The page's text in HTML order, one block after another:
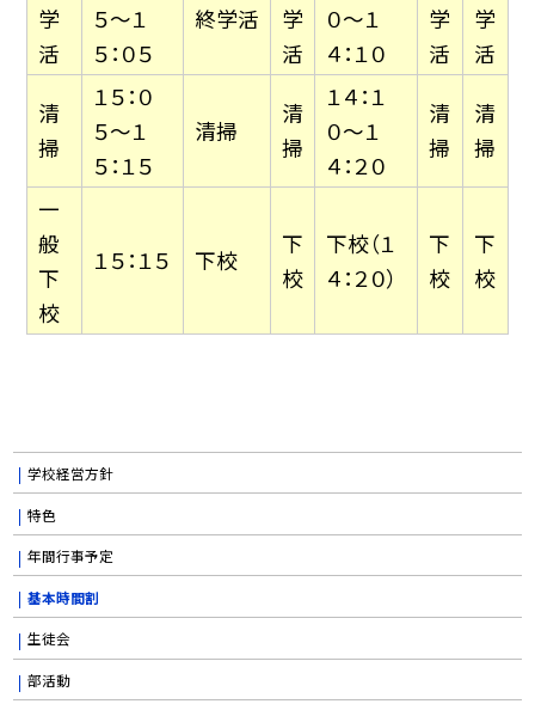
学
活
５〜１
５：０５
終学活
学
活
０〜１
４：１０
学
活
学
活
清
掃
１５：０
５〜１
５：１５
清掃
清
掃
１４：１
０〜１
４：２０
清
掃
清
掃
一
般
下
校
１５：１５ 下校
下
校
下校（１
４：２０）
下
校
下
校
学校経営方針
特色
年間行事予定
基本時間割
生徒会
部活動